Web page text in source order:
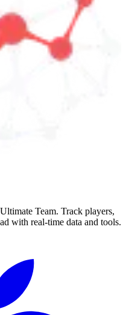
Ultimate Team. Track players,
with real-time data and tools.